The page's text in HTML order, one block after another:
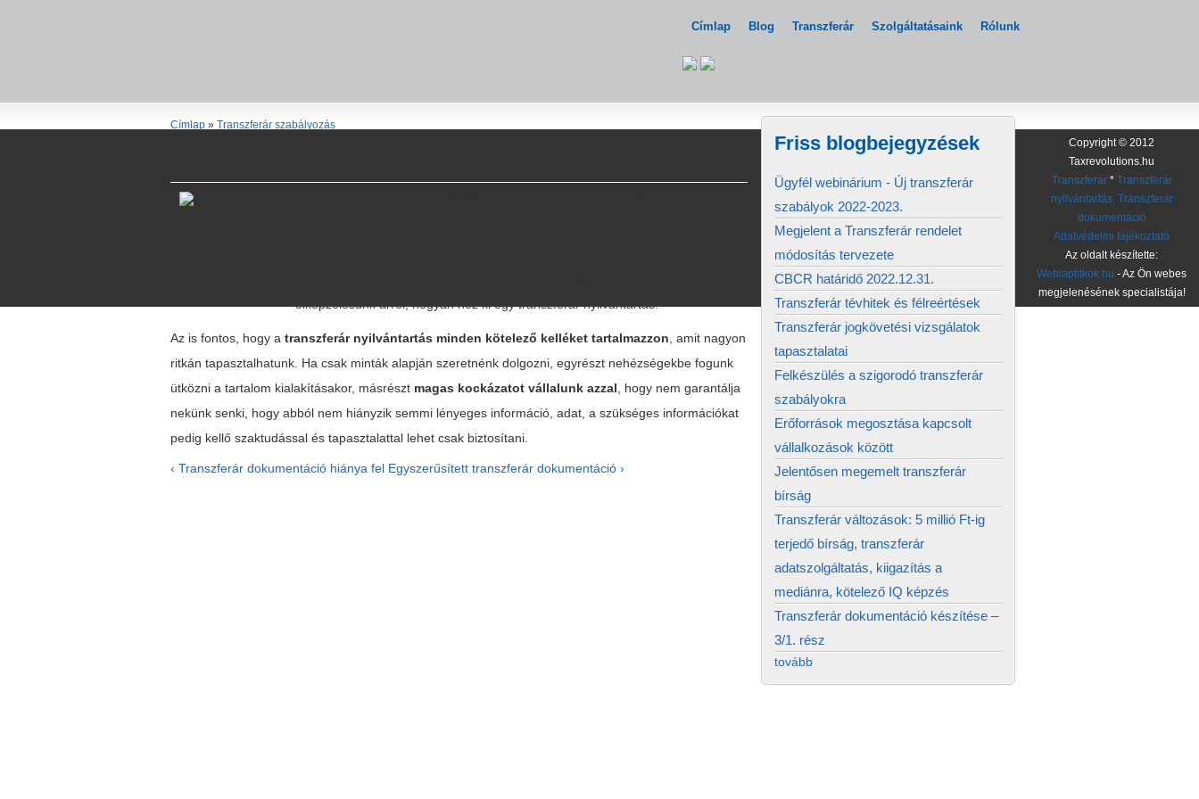
Címlap Blog Transzferár Szolgáltatásaink Rólunk
Címlap » Transzferár szabályozás
elképzelésünk arról, hogyan néz ki egy transzferár nyilvántartás.
Az is fontos, hogy a transzferár nyilvántartás minden kötelező kelléket tartalmazzon , amit nagyon
ritkán tapasztalhatunk. Ha csak minták alapján szeretnénk dolgozni, egyrészt nehézségekbe fogunk
ütközni a tartalom kialakításakor, másrészt magas kockázatot vállalunk azzal , hogy nem garantálja
nekünk senki, hogy abból nem hiányzik semmi lényeges információ, adat, a szükséges információkat
pedig kellő szaktudással és tapasztalattal lehet csak biztosítani.
‹ Transzferár dokumentáció hiánya fel Egyszerűsített transzferár dokumentáció ›
Friss blogbejegyzések
Ügyfél webinárium - Új transzferár
szabályok 2022-2023.
Megjelent a Transzferár rendelet
módosítás tervezete
CBCR határidő 2022.12.31.
Transzferár tévhitek és félreértések
Transzferár jogkövetési vizsgálatok
tapasztalatai
Felkészülés a szigorodó transzferár
szabályokra
Erőforrások megosztása kapcsolt
vállalkozások között
Jelentősen megemelt transzferár
bírság
Transzferár változások: 5 millió Ft-ig
terjedő bírság, transzferár
adatszolgáltatás, kiigazítás a
mediánra, kötelező IQ képzés
Transzferár dokumentáció készítése –
3/1. rész
tovább
Copyright © 2012
Taxrevolutions.hu
Transzferár* Transzferár
nyilvántartás, Transzferár
dokumentáció
Adatvédelmi tájékoztató
Az oldalt készítette:
Weblaptitkok.hu - Az Ön webes
megjelenésének specialistája!